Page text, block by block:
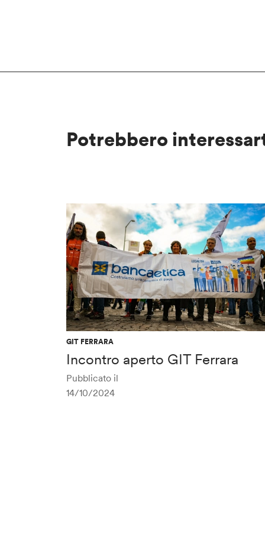
Potrebbero
GIT FERRARA
Incontro aperto GIT Ferrara
Pubblicato il
14/10/2024